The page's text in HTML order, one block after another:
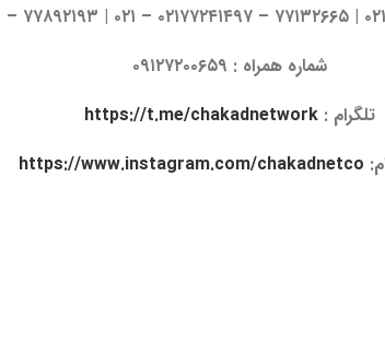
شماره همراه : ۰۹۱۲۷۲۰۰۶۵۹
تلگرام : https://t.me/chakadnetwork
https://www.instagram.com/chakadnetco